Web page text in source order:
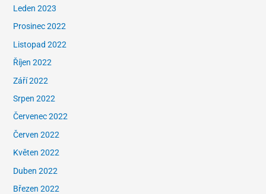
Leden 2023
Prosinec 2022
Listopad 2022
Říjen 2022
Září 2022
Srpen 2022
Červenec 2022
Červen 2022
Květen 2022
Duben 2022
Březen 2022